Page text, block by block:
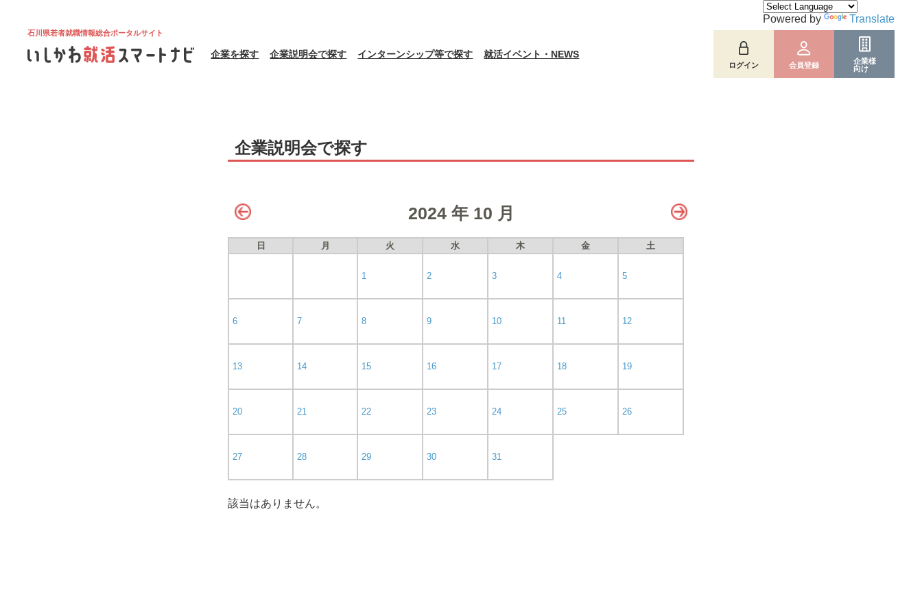
石川県若者就職情報総合ポータルサイト
企業を探す 企業説明会で探す インターンシップ等で探す 就活イベント・NEWS
ログイン 会員登録
企業様
向け
Powered by Translate
企業説明会で探す
2024 年 10 月
日 月 火 水 木 金 土
1 2 3 4 5
6 7 8 9 10 11 12
13 14 15 16 17 18 19
20 21 22 23 24 25 26
27 28 29 30 31
該当はありません。